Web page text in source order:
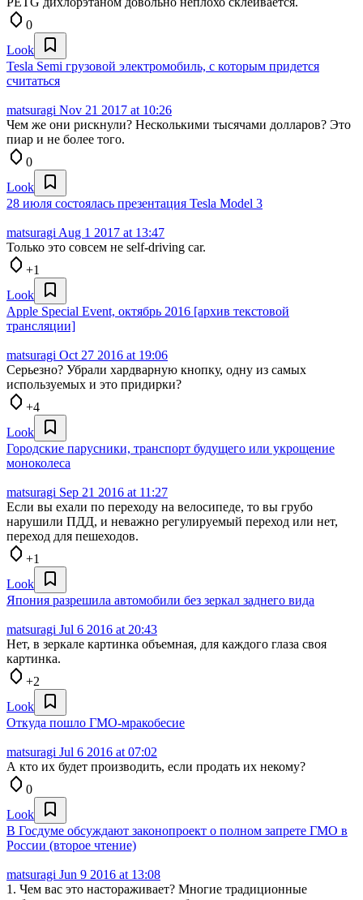
0
Look
Tesla Semi грузовой электромобиль, с которым придется
считаться
matsuragi Nov 21 2017 at 10:26
Чем же они рискнули? Несколькими тысячами долларов? Это
пиар и не более того.
0
Look
28 июля состоялась презентация Tesla Model 3
matsuragi Aug 1 2017 at 13:47
Только это совсем не self-driving car.
+1
Look
Apple Special Event, октябрь 2016 [архив текстовой
трансляции]
matsuragi Oct 27 2016 at 19:06
Серьезно? Убрали хардварную кнопку, одну из самых
используемых и это придирки?
+4
Look
Городские парусники, транспорт будущего или укрощение
моноколеса
matsuragi Sep 21 2016 at 11:27
Если вы ехали по переходу на велосипеде, то вы грубо
нарушили ПДД, и неважно регулируемый переход или нет,
переход для пешеходов.
+1
Look
Япония разрешила автомобили без зеркал заднего вида
matsuragi Jul 6 2016 at 20:43
Нет, в зеркале картинка объемная, для каждого глаза своя
картинка.
+2
Look
Откуда пошло ГМО-мракобесие
matsuragi Jul 6 2016 at 07:02
А кто их будет производить, если продать их некому?
0
Look
В Госдуме обсуждают законопроект о полном запрете ГМО в
России (второе чтение)
matsuragi Jun 9 2016 at 13:08
1. Чем вас это настораживает? Многие традиционные